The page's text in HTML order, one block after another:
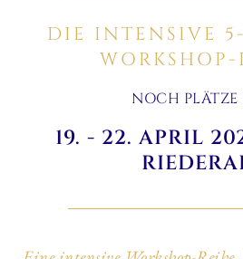
DIE INTENSIVE
WORKSHOP-
NOCH PLÄTZE
19. - 22. APRIL